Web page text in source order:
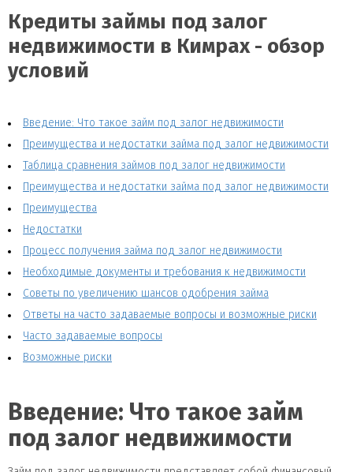
Кредиты займы под залог
недвижимости в Кимрах - обзор
условий
Введение: Что такое займ под залог недвижимости
Преимущества и недостатки займа под залог недвижимости
Таблица сравнения займов под залог недвижимости
Преимущества и недостатки займа под залог недвижимости
Преимущества
Недостатки
Процесс получения займа под залог недвижимости
Необходимые документы и требования к недвижимости
Советы по увеличению шансов одобрения займа
Ответы на часто задаваемые вопросы и возможные риски
Часто задаваемые вопросы
Возможные риски
Введение: Что такое займ
под залог недвижимости